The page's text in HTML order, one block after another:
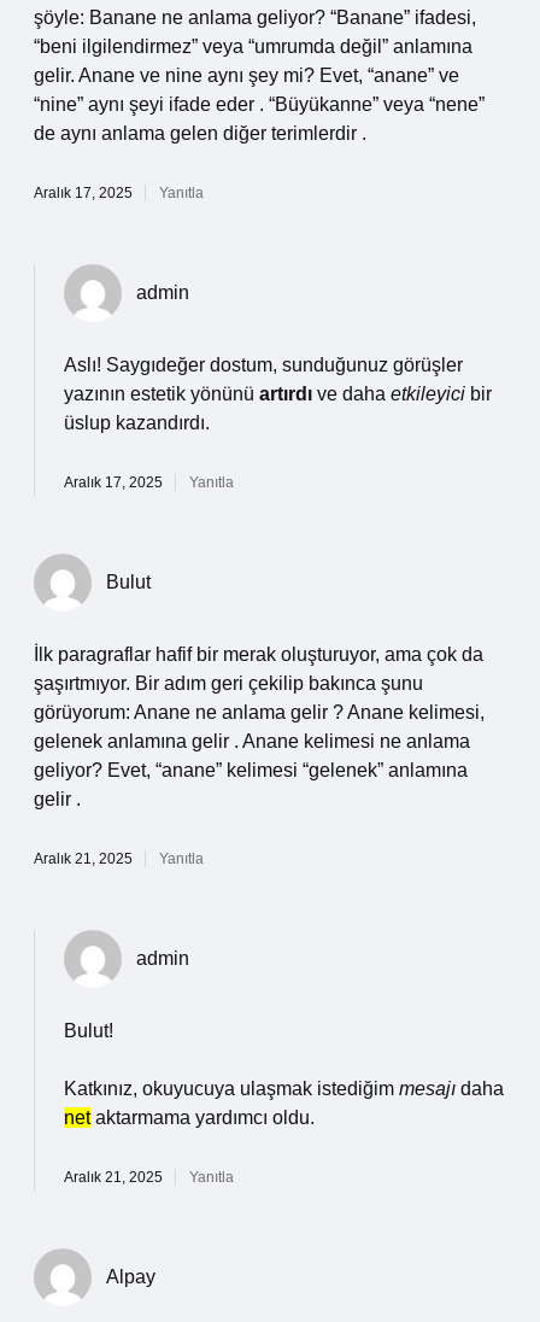
şöyle: Banane ne anlama geliyor? “Banane” ifadesi,
“beni ilgilendirmez” veya “umrumda değil” anlamına
gelir. Anane ve nine aynı şey mi? Evet, “anane” ve
“nine” aynı şeyi ifade eder . “Büyükanne” veya “nene”
de aynı anlama gelen diğer terimlerdir .
Aralık 17, 2025 Yanıtla
admin
Aslı! Saygıdeğer dostum, sunduğunuz görüşler
yazının estetik yönünü artırdı ve daha etkileyici bir
üslup kazandırdı.
Aralık 17, 2025 Yanıtla
Bulut
İlk paragraflar hafif bir merak oluşturuyor, ama çok da
şaşırtmıyor. Bir adım geri çekilip bakınca şunu
görüyorum: Anane ne anlama gelir ? Anane kelimesi,
gelenek anlamına gelir . Anane kelimesi ne anlama
geliyor? Evet, “anane” kelimesi “gelenek” anlamına
gelir .
Aralık 21, 2025 Yanıtla
admin
Bulut!
Katkınız, okuyucuya ulaşmak istediğim mesajı daha
netaktarmama yardımcı oldu.
Aralık 21, 2025 Yanıtla
Alpay